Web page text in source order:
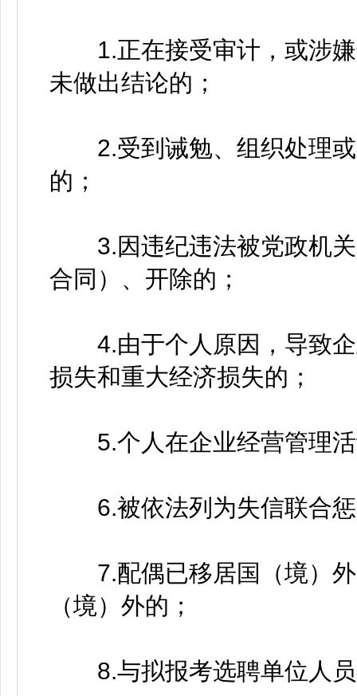
1.正在接受审计，或涉嫌
未做出结论的；
2.受到诫勉、组织处理或
的；
3.因违纪违法被党政机关
合同）、开除的；
4.由于个人原因，导致企
损失和重大经济损失的；
5.个人在企业经营管理活
6.被依法列为失信联合惩
7.配偶已移居国（境）外
（境）外的；
8.与拟报考选聘单位人员